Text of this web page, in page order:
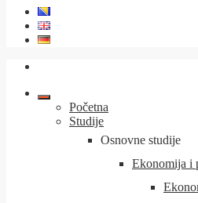
Početna
Studije
Osnovne studije
Ekonomija i